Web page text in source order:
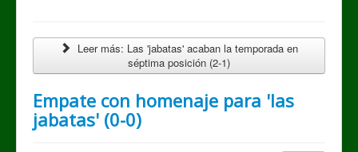
Leer más: Las 'jabatas' acaban la temporada en
séptima posición (2-1)
Empate con homenaje para 'las
jabatas' (0-0)